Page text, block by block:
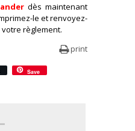
dès maintenant
le et renvoyez-
règlement.
print
Save